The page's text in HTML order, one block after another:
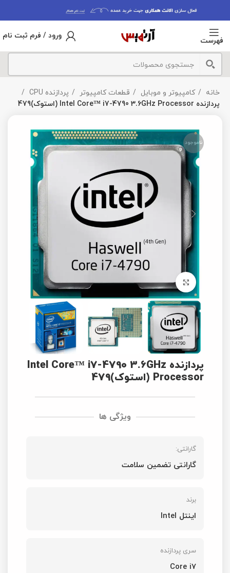
فهرست
ورود / فرم ثبت نام
خانه کامپیوتر و موبایل قطعات کامپیوتر
پردازنده CPU
پردازنده Intel Core™ i7-4790 3.6GHz Processor (استوک)479
ناموجود
برای بزرگنمایی کلیک کنید
پردازنده Intel Core™ i7-4790 3.6GHz
Processor (استوک)479
ویژگی ها
گارانتی:
گارانتی تضمین سلامت
برند
اینتل Intel
سری پردازنده
Core i7